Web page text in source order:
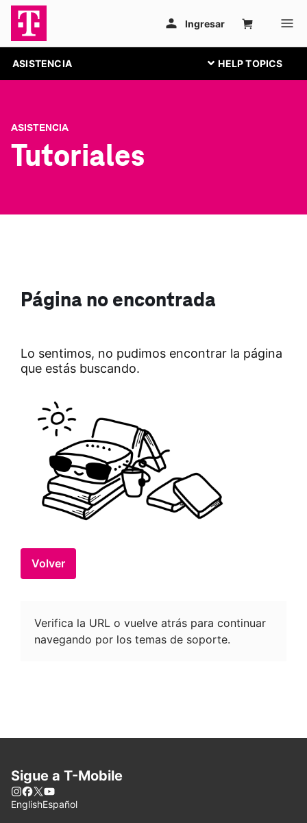
ASISTENCIA
ASISTENCIA
Tutoriales